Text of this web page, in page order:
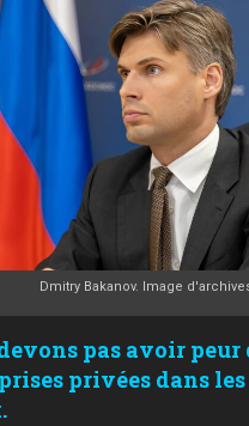
Dmitry Bakanov. Image
pas avoir
privées dans